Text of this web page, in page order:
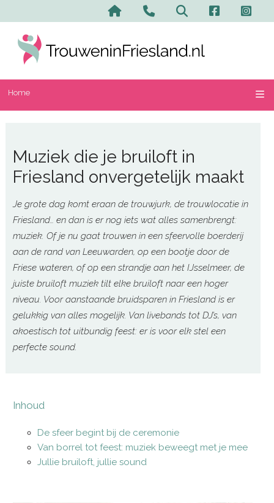
Home Contact en
Zoeken
Home
Muziek die je bruiloft in
Friesland onvergetelijk maakt
Je grote dag komt eraan de trouwjurk, de trouwlocatie in
Friesland… en dan is er nog iets wat alles samenbrengt:
muziek. Of je nu gaat trouwen in een sfeervolle boerderij
aan de rand van Leeuwarden, op een bootje door de
Friese wateren, of op een strandje aan het IJsselmeer, de
juiste bruiloft muziek tilt elke bruiloft naar een hoger
niveau. Voor aanstaande bruidsparen in Friesland is er
gelukkig van alles mogelijk. Van livebands tot DJ’s, van
akoestisch tot uitbundig feest: er is voor elk stel een
perfecte sound.
Inhoud
De sfeer begint bij de ceremonie
Van borrel tot feest: muziek beweegt met je mee
Jullie bruiloft, jullie sound